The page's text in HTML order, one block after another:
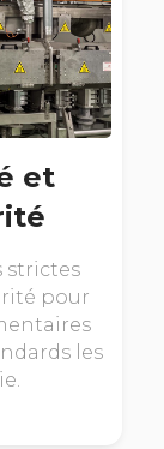
et
strictes
pour
les